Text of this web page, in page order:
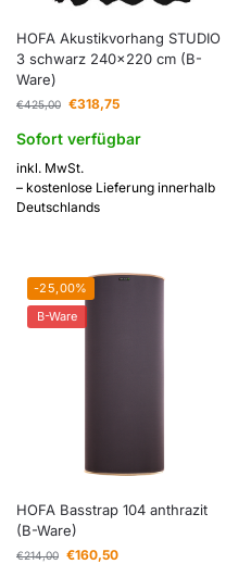
HOFA Akustikvorhang STUDIO
3 schwarz 240×220 cm (B-
Ware)
€425,00 €318,75
Sofort verfügbar
inkl. MwSt.
– kostenlose Lieferung innerhalb
Deutschlands
-25,00%
B-Ware
HOFA Basstrap 104 anthrazit
(B-Ware)
€214,00 €160,50